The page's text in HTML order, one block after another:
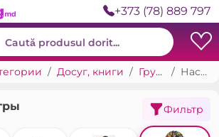
+373 (78) 889 797
Досуг, книги Групповые игры Настольные игры
Фильтр